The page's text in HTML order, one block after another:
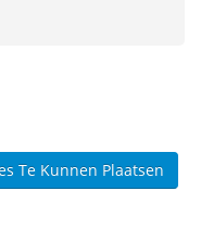
Te Kunnen Plaatsen